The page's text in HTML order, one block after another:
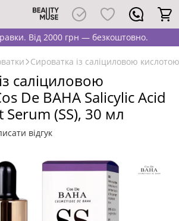
Від 2000 грн — безкоштовно.
Сироватка із саліциловою
саліциловою
De BAHA Salicylic Acid
Serum (SS), 30 мл
відгук